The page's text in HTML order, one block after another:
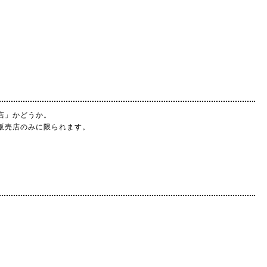
かどうか。
店のみに限られます。